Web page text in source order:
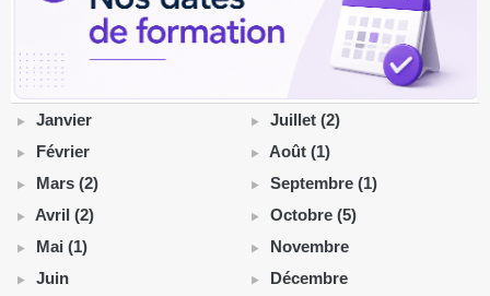
Janvier
Février
Mars (2)
Avril (2)
Mai (1)
Juin
Juillet (2)
Août (1)
Septembre (1)
Octobre (5)
Novembre
Décembre